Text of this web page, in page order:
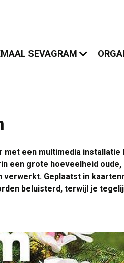
SEVAGRAM
een multimedia installatie
een grote hoeveelheid
Geplaatst in
beluisterd, terwijl je